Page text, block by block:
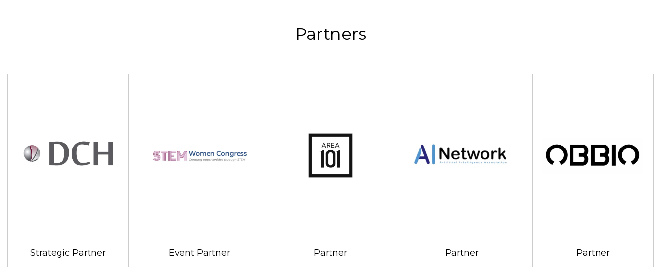
Partners
Strategic Partner Event Partner Partner Partner Partner